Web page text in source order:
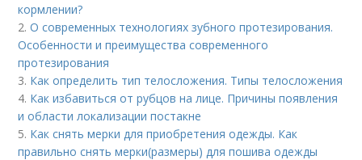
кормлении?
2.О современных технологиях зубного протезирования.
Особенности и преимущества современного
протезирования
3. Как определить тип телосложения. Типы телосложения
4. Как избавиться от рубцов на лице. Причины появления
и области локализации постакне
5. Как снять мерки для приобретения одежды. Как
правильно снять мерки(размеры) для пошива одежды